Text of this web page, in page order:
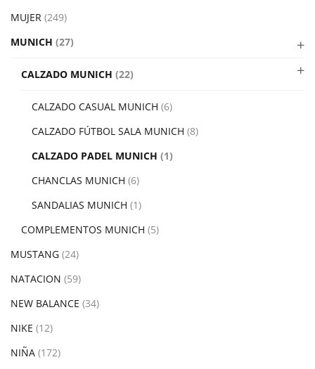
MUJER (249)
MUNICH (27)
CALZADO MUNICH (22)
CALZADO CASUAL MUNICH (6)
CALZADO FÚTBOL SALA MUNICH (8)
CALZADO PADEL MUNICH (1)
CHANCLAS MUNICH (6)
SANDALIAS MUNICH (1)
COMPLEMENTOS MUNICH (5)
MUSTANG (24)
NATACION (59)
NEW BALANCE (34)
NIKE (12)
NIÑA (172)